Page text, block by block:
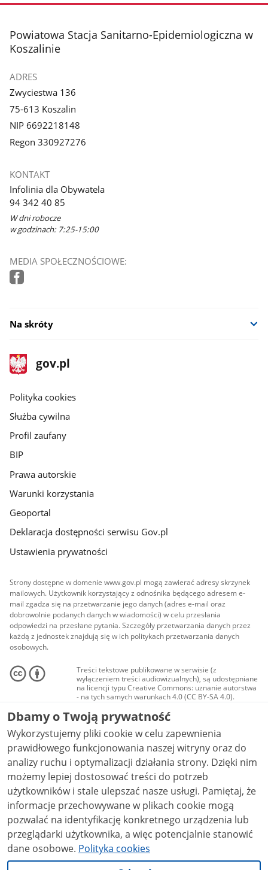
stopka
Powiatowa Stacja Sanitarno-Epidemiologiczna w
Koszalinie
ADRES
Zwyciestwa 136
75-613 Koszalin
NIP 6692218148
Regon 330927276
KONTAKT
Infolinia dla Obywatela
94 342 40 85
W dni robocze
w godzinach: 7:25-15:00
MEDIA SPOŁECZNOŚCIOWE:
Na skróty
stopka
gov.pl
Strona
gov.pl
gov.pl
Polityka cookies
Służba cywilna
Profil zaufany
BIP
Prawa autorskie
Warunki korzystania
Geoportal
Deklaracja dostępności serwisu Gov.pl
Ustawienia prywatności
Strony dostępne w domenie www.gov.pl mogą zawierać adresy skrzynek
mailowych. Użytkownik korzystający z odnośnika będącego adresem e-
mail zgadza się na przetwarzanie jego danych (adres e-mail oraz
dobrowolnie podanych danych w wiadomości) w celu przesłania
odpowiedzi na przesłane pytania. Szczegóły przetwarzania danych przez
każdą z jednostek znajdują się w ich politykach przetwarzania danych
osobowych.
Treści tekstowe publikowane w serwisie (z
wyłączeniem treści audiowizualnych), są udostępniane
na licencji typu Creative Commons: uznanie autorstwa
- na tych samych warunkach 4.0 (CC BY-SA 4.0).
Materiały audiowizualne, w tym zdjęcia, materiały
audio i wideo, są udostępniane na licencji typu
Creative Commons: uznanie autorstwa użycie
niekomercyjne - bez utworów zależnych 4.0 (CC BY-
NC-ND 4.0), o ile nie jest to stwierdzone inaczej.
Dbamy o Twoją prywatność
Wykorzystujemy pliki cookie w celu zapewnienia
prawidłowego funkcjonowania naszej witryny oraz do
analizy ruchu i optymalizacji działania strony. Dzięki nim
możemy lepiej dostosować treści do potrzeb
użytkowników i stale ulepszać nasze usługi. Pamiętaj, że
informacje przechowywane w plikach cookie mogą
pozwalać na identyfikację konkretnego urządzenia lub
przeglądarki użytkownika, a więc potencjalnie stanowić
dane osobowe. Polityka cookies